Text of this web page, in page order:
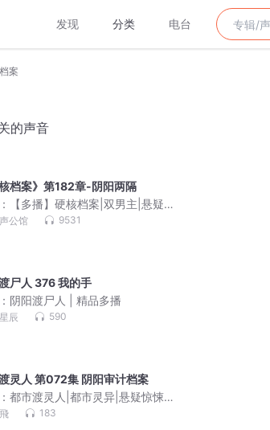
发现 分类 电台
案
的声音
核档案》第182章-阴阳两隔
【多播】硬核档案|双男主|悬疑推
|烧脑破案
公馆 9531
尸人 376 我的手
阴阳渡尸人 | 精品多播
辰 590
灵人 第072集 阴阳审计档案
都市渡灵人|都市灵异|悬疑惊悚|
视
183